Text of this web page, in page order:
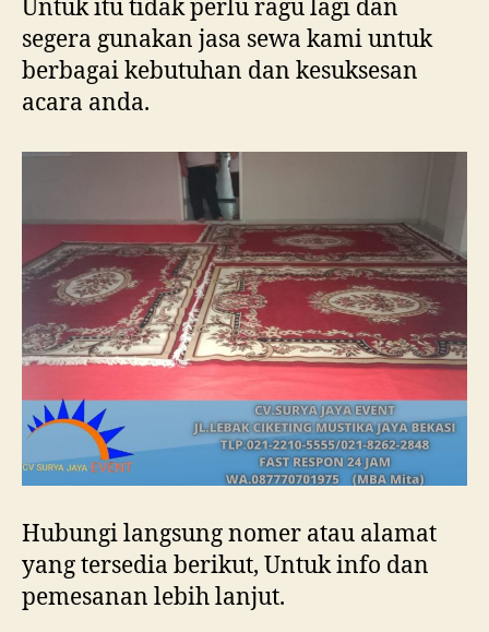
Untuk itu tidak perlu ragu lagi dan
segera gunakan jasa sewa kami untuk
berbagai kebutuhan dan kesuksesan
acara anda.
Hubungi langsung nomer atau alamat
yang tersedia berikut, Untuk info dan
pemesanan lebih lanjut.